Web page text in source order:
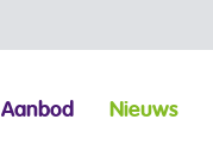
Aanbod Nieuws